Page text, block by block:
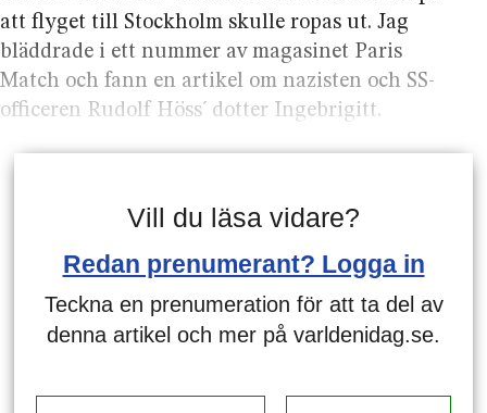
att flyget till Stockholm skulle ropas ut. Jag
bläddrade i ett nummer av magasinet Paris
Match och fann en artikel om nazisten och SS-
officeren Rudolf Höss´ dotter Ingebrigitt.
Vill du läsa vidare?
Redan prenumerant? Logga in
Teckna en prenumeration för att ta del av
denna artikel och mer på varldenidag.se.